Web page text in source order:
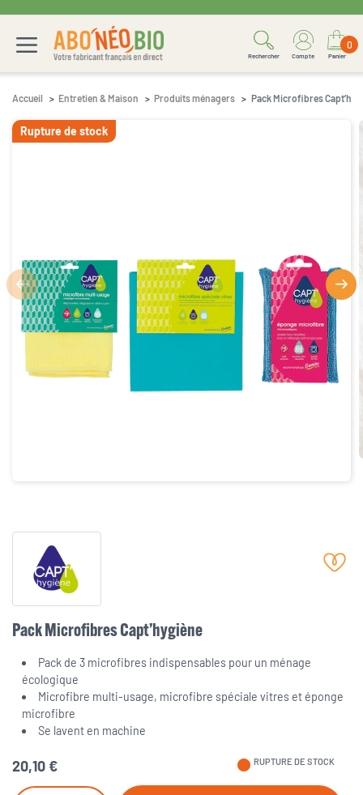
Rechercher Compte
0
Panier
Accueil Entretien & Maison Produits ménagers Pack Microfibres
Rupture de stock
Pack Microfibres Capt’hygiène
Pack de 3 microfibres indispensables pour un ménage
écologique
Microfibre multi-usage, microfibre spéciale vitres et éponge
microfibre
Se lavent en machine
20,10 € fiber_manual_record RUPTURE DE STOCK